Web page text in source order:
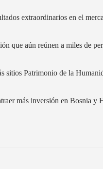
extraordinarios en el
que aún reúnen a miles de
sitios Patrimonio de la
más inversión en Bosnia y